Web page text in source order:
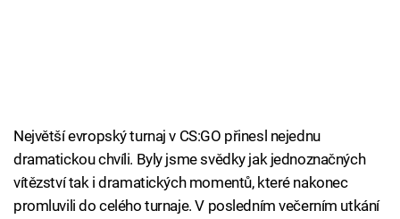
Největší evropský turnaj v CS:GO přinesl nejednu
dramatickou chvíli. Byly jsme svědky jak jednoznačných
vítězství tak i dramatických momentů, které nakonec
promluvili do celého turnaje. V posledním večerním utkání